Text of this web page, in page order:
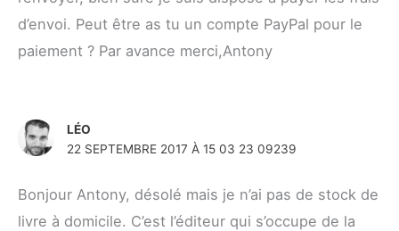
d’envoi. Peut être as tu un compte PayPal pour le
paiement ? Par avance merci,Antony
LÉO
22 SEPTEMBRE 2017 À 15 03 23 09239
Bonjour Antony, désolé mais je n’ai pas de stock de
livre à domicile. C’est l’éditeur qui s’occupe de la